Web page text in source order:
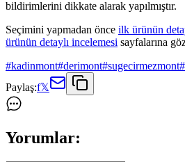
bildirimlerini dikkate alarak yapılmıştır.
Seçimini yapmadan önce ilk ürünün
ürünün detaylı incelemesi sayfalarına
#kadinmont#derimont#sugecirmezmont#
Paylaş:f𝕏
Yorumlar: